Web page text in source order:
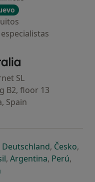
- Página de inicio
SL
B2, floor 13
Spain
pestaña
en una nueva pestaña
abre en una nueva
Deutschlandse abre en
, Českose
,
pestaña
nueva pestaña
en una nueva pestaña
se abre en una nueva
, Argentinase abre en
, Perúse
,